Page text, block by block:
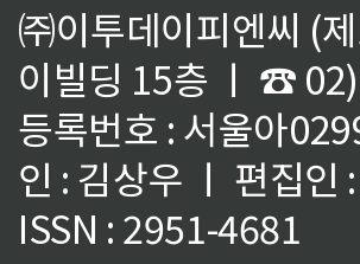
㈜이투데이피엔씨 (
이빌딩 15층 ㅣ ☎
등록번호 : 서울아
인 : 김상우 ㅣ 편집인
ISSN : 2951-4681